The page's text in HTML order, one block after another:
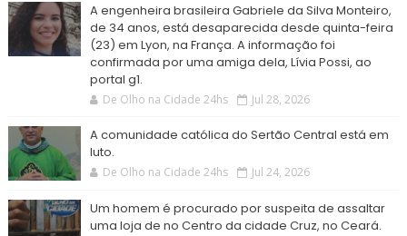
A engenheira brasileira Gabriele da Silva Monteiro,
de 34 anos, está desaparecida desde quinta-feira
(23) em Lyon, na França. A informação foi
confirmada por uma amiga dela, Lívia Possi, ao
portal g1.
De Olho na Cidade 24hs Jul 28, 2026
A comunidade católica do Sertão Central está em
luto.
De Olho na Cidade 24hs Jul 24, 2026
Um homem é procurado por suspeita de assaltar
uma loja de no Centro da cidade Cruz, no Ceará.